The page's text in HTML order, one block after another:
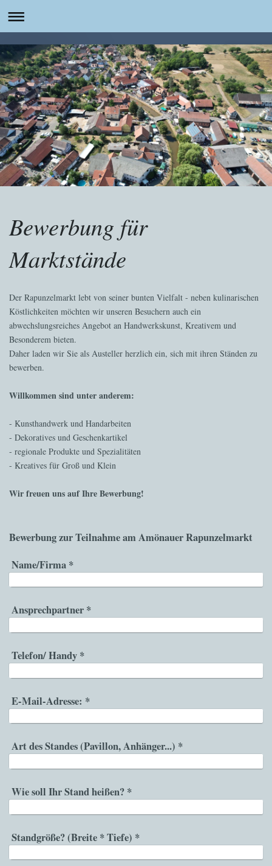
Bewerbung für
Marktstände
Der Rapunzelmarkt lebt von seiner bunten Vielfalt - neben kulinarischen
Köstlichkeiten möchten wir unseren Besuchern auch ein
abwechslungsreiches Angebot an Handwerkskunst, Kreativem und
Besonderem bieten.
Daher laden wir Sie als Austeller herzlich ein, sich mit ihren Ständen zu
bewerben.
Willkommen sind unter anderem:
- Kunsthandwerk und Handarbeiten
- Dekoratives und Geschenkartikel
- regionale Produkte und Spezialitäten
- Kreatives für Groß und Klein
Wir freuen uns auf Ihre Bewerbung!
Bewerbung zur Teilnahme am Amönauer Rapunzelmarkt
Name/Firma *
Ansprechpartner *
Telefon/ Handy *
E-Mail-Adresse: *
Art des Standes (Pavillon, Anhänger...) *
Wie soll Ihr Stand heißen? *
Standgröße? (Breite * Tiefe) *